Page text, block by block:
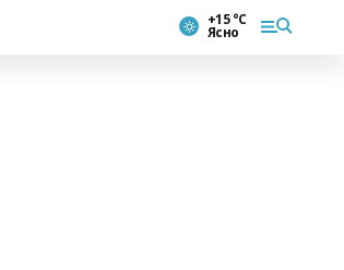
+15 °С
Ясно